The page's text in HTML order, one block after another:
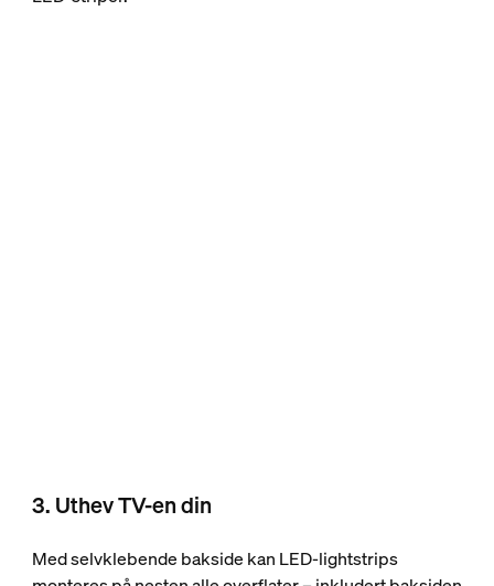
3. Uthev TV-en din
Med selvklebende bakside kan LED-lightstrips